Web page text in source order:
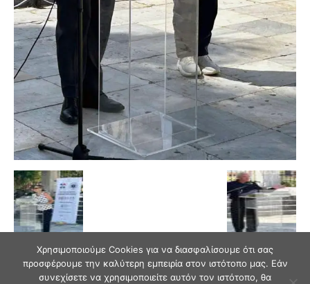
Χρησιμοποιούμε Cookies για να διασφαλίσουμε ότι σας
προσφέρουμε την καλύτερη εμπειρία στον ιστότοπο μας. Εάν
συνεχίσετε να χρησιμοποιείτε αυτόν τον ιστότοπο, θα